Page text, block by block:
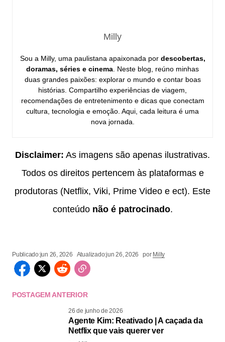
Milly
Sou a Milly, uma paulistana apaixonada por descobertas,
doramas, séries e cinema . Neste blog, reúno minhas
duas grandes paixões: explorar o mundo e contar boas
histórias. Compartilho experiências de viagem,
recomendações de entretenimento e dicas que conectam
cultura, tecnologia e emoção. Aqui, cada leitura é uma
nova jornada.
Disclaimer: As imagens são apenas ilustrativas.
Todos os direitos pertencem às plataformas e
produtoras (Netflix, Viki, Prime Video e ect). Este
conteúdo não é patrocinado.
Publicado:jun 26, 2026 Atualizado:jun 26, 2026 por Milly
POSTAGEM ANTERIOR
26 de junho de 2026
Agente Kim: Reativado | A caçada da
Netflix que vais querer ver